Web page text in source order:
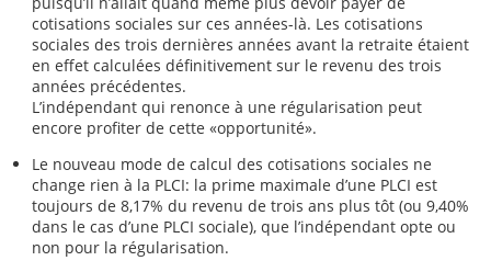
cotisations sociales sur ces années-là. Les cotisations
sociales des trois dernières années avant la retraite étaient
en effet calculées définitivement sur le revenu des trois
années précédentes.
L’indépendant qui renonce à une régularisation peut
encore profiter de cette «opportunité».
Le nouveau mode de calcul des cotisations sociales ne
change rien à la PLCI: la prime maximale d’une PLCI est
toujours de 8,17% du revenu de trois ans plus tôt (ou 9,40%
dans le cas d’une PLCI sociale), que l’indépendant opte ou
non pour la régularisation.